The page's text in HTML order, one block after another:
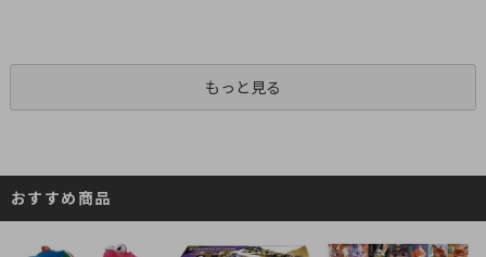
もっと見る
おすすめ商品